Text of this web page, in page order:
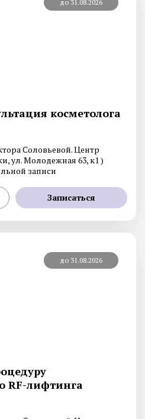
до 31.08.2026
косметолога
Соловьевой. Центр
ул. Молодежная 63, к1 )
записи
Записаться
до 31.08.2026
RF-лифтинга